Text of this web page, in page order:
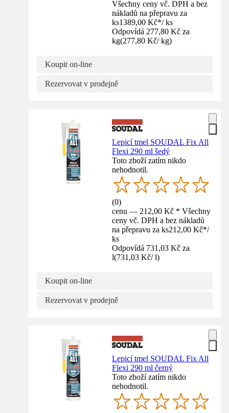
Všechny ceny vč. DPH a bez
nákladů na přepravu za
ks1389,00 Kč*/ ks
Odpovídá 277,80 Kč za
kg(277,80 Kč/ kg)
Koupit on-line
Rezervovat v prodejně
Lepicí tmel SOUDAL Fix All
Flexi 290 ml šedý
Toto zboží zatím nikdo
nehodnotil.
(0)
cenu — 212,00 Kč * Všechny
ceny vč. DPH a bez nákladů
na přepravu za ks212,00 Kč*/
ks
Odpovídá 731,03 Kč za
l(731,03 Kč/ l)
Koupit on-line
Rezervovat v prodejně
Lepicí tmel SOUDAL Fix All
Flexi 290 ml černý
Toto zboží zatím nikdo
nehodnotil.